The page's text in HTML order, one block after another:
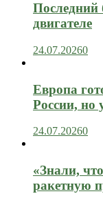
Последний
двигателе
24.07.20260
Европа
России, но
24.07.20260
«Знали,
ракетную